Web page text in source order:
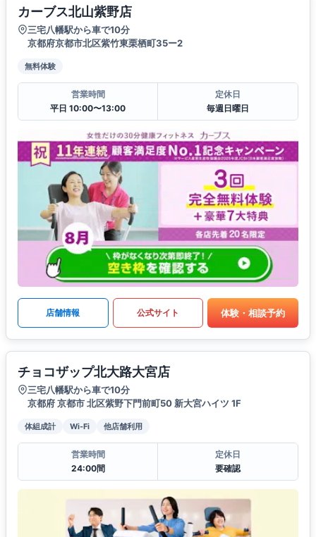
カーブス北山紫野店
三宅八幡駅から車で10分
京都府京都市北区紫竹東栗栖町35ー2
無料体験
営業時間
平日 10:00〜13:00
定休日
毎週日曜日
店舗情報 公式サイト 体験・相談予約
チョコザップ北大路大宮店
三宅八幡駅から車で10分
京都府 京都市 北区紫野下門前町50 新大宮ハイツ 1F
体組成計 Wi-Fi 他店舗利用
営業時間
24:00間
定休日
要確認